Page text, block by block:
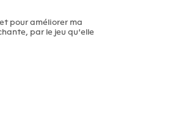
pour améliorer ma
par le jeu qu’elle